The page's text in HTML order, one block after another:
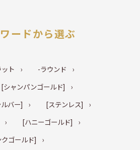
ードから選ぶ
ト
-ラウンド
[シャンパンゴールド]
バー]
[ステンレス]
[ハニーゴールド]
ゴールド]